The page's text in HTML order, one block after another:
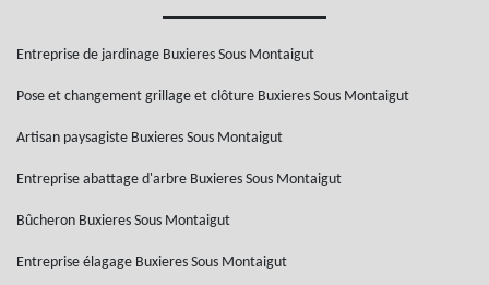
Entreprise de jardinage Buxieres Sous Montaigut
Pose et changement grillage et clôture Buxieres Sous Montaigut
Artisan paysagiste Buxieres Sous Montaigut
Entreprise abattage d'arbre Buxieres Sous Montaigut
Bûcheron Buxieres Sous Montaigut
Entreprise élagage Buxieres Sous Montaigut